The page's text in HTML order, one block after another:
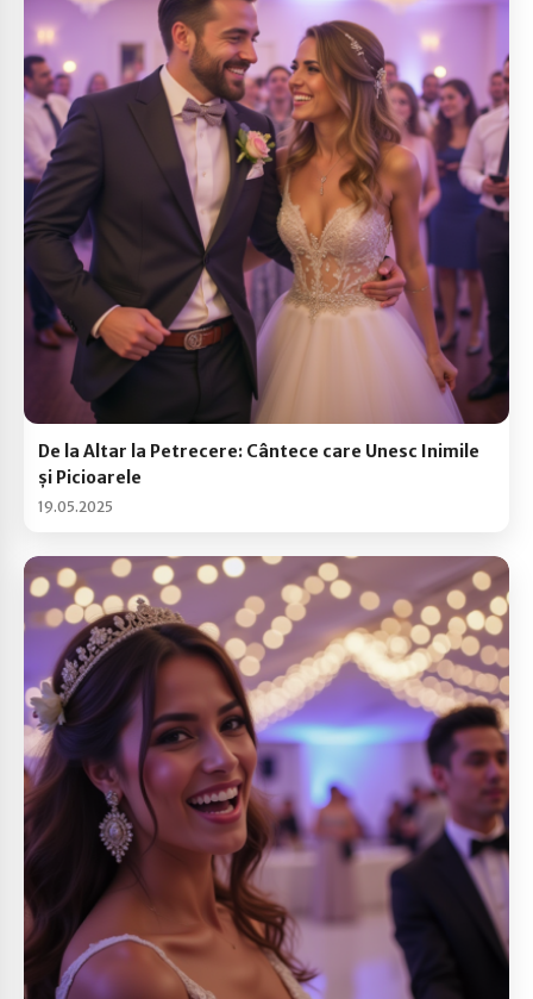
De la Altar la Petrecere: Cântece care Unesc Inimile
și Picioarele
19.05.2025